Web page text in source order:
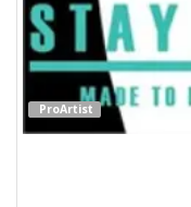
ProArtist